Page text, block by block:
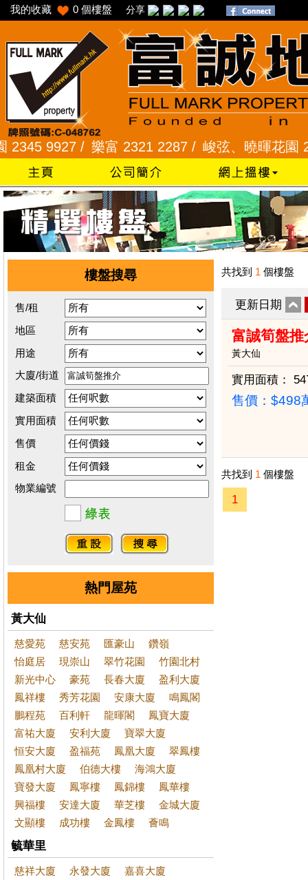
我的收藏 0 個樓盤 分享
9927 /樂富 2321 2287 / 峻弦、曉暉花園
樓盤搜尋
售/租
地區
用途
大廈/街道
建築面積
實用面積
售價
租金
物業編號
熱門屋苑
黃大仙
慈愛苑 慈安苑 匯豪山
鑽嶺
怡庭居
現崇山 翠竹花園
竹園北村
新光中心
豪苑 長春大廈
盈利大廈
鳳祥樓
秀芳花園 安康大廈
鳴鳳閣
鵬程苑
百利軒 龍暉閣
鳳寶大廈
富祐大廈
安利大廈
寶翠大廈
恒安大廈
盈福苑 鳳凰大廈
翠鳳樓
鳳凰村大廈
伯德大樓
海鴻大廈
寶發大廈
鳳寧樓 鳳錦樓
鳳華樓
興福樓
安達大廈 華芝樓
金城大廈
文顯樓
成功樓 金鳳樓 薈鳴
毓華里
慈祥大廈 永發大廈
嘉喜大廈
共找到 1 個樓盤
更新日期
富誠筍盤
黃大仙
實用面積：
售價： $498
共找到 1 個樓盤
1